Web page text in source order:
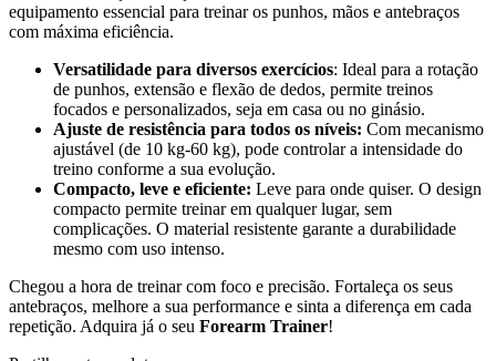
equipamento essencial para treinar os punhos, mãos e antebraços
com máxima eficiência.
Versatilidade para diversos exercícios: Ideal para a rotação
de punhos, extensão e flexão de dedos, permite treinos
focados e personalizados, seja em casa ou no ginásio.
Ajuste de resistência para todos os níveis: Com mecanismo
ajustável (de 10 kg-60 kg), pode controlar a intensidade do
treino conforme a sua evolução.
Compacto, leve e eficiente: Leve para onde quiser. O design
compacto permite treinar em qualquer lugar, sem
complicações. O material resistente garante a durabilidade
mesmo com uso intenso.
Chegou a hora de treinar com foco e precisão. Fortaleça os seus
antebraços, melhore a sua performance e sinta a diferença em cada
repetição. Adquira já o seu Forearm Trainer!